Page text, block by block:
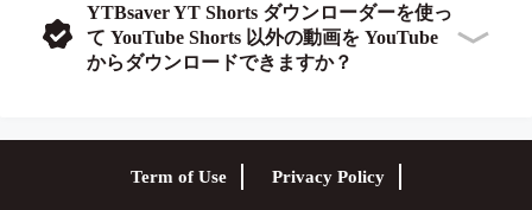
YTBsaver YT Shorts ダウンローダーを使っ
て YouTube Shorts 以外の動画を YouTube
からダウンロードできますか？
Term of Use Privacy Policy